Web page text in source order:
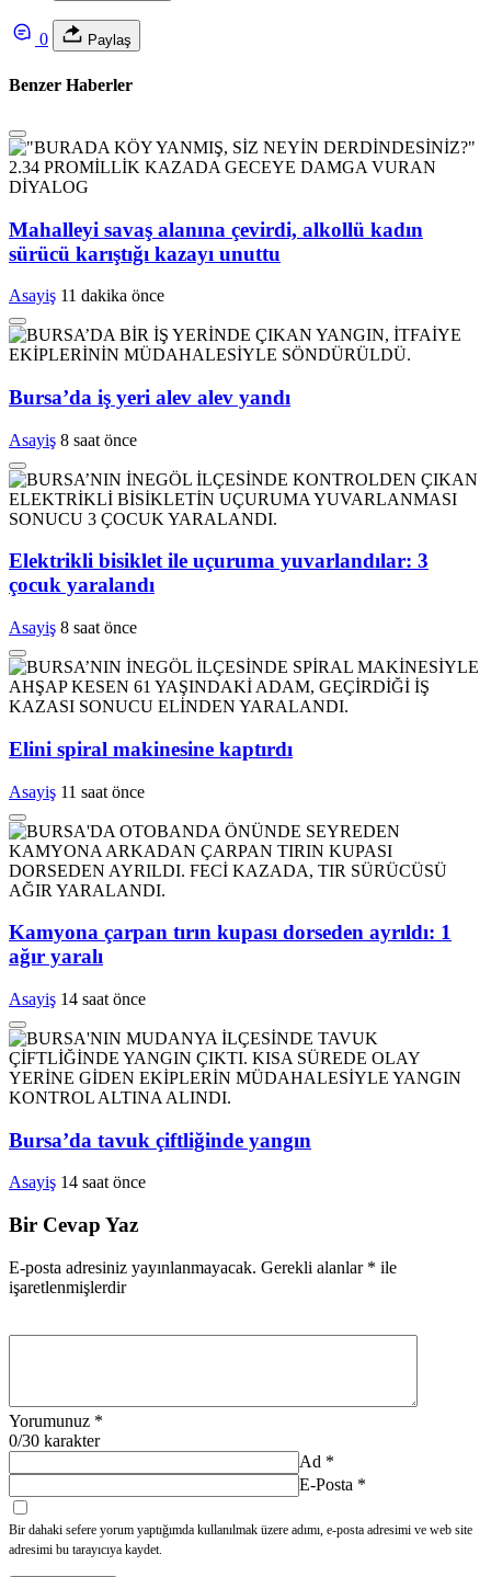
0 Paylaş
Benzer Haberler
Mahalleyi savaş alanına çevirdi, alkollü kadın
sürücü karıştığı kazayı unuttu
Asayiş 11 dakika önce
Bursa’da iş yeri alev alev yandı
Asayiş 8 saat önce
Elektrikli bisiklet ile uçuruma yuvarlandılar: 3
çocuk yaralandı
Asayiş 8 saat önce
Elini spiral makinesine kaptırdı
Asayiş 11 saat önce
Kamyona çarpan tırın kupası dorseden ayrıldı: 1
ağır yaralı
Asayiş 14 saat önce
Bursa’da tavuk çiftliğinde yangın
Asayiş 14 saat önce
Bir Cevap Yaz
E-posta adresiniz yayınlanmayacak. Gerekli alanlar * ile
işaretlenmişlerdir
Yorumunuz *
0/30 karakter
Ad *
E-Posta *
Bir dahaki sefere yorum yaptığımda kullanılmak üzere adımı, e-posta adresimi ve web site
adresimi bu tarayıcıya kaydet.